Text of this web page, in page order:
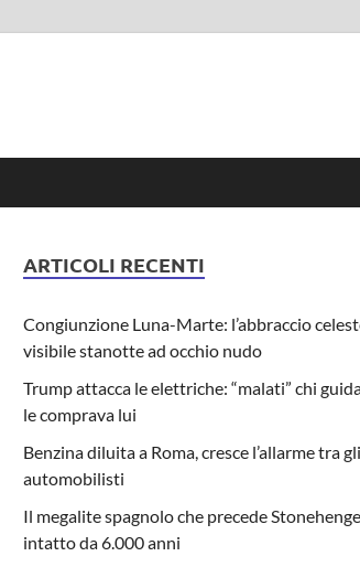
ARTICOLI RECENTI
Congiunzione Luna-Marte: l’abbraccio
visibile stanotte ad occhio nudo
Trump attacca le elettriche: “malati” chi
le comprava lui
Benzina diluita a Roma, cresce l’allarme tra gli
automobilisti
Il megalite spagnolo che precede
intatto da 6.000 anni